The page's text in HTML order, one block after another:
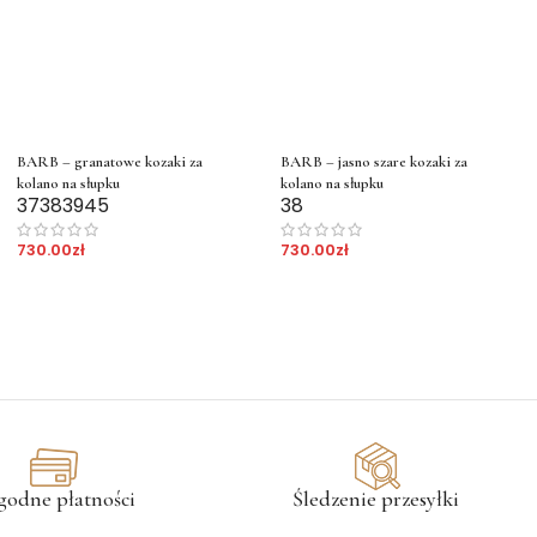
BARB – granatowe kozaki za
kolano na słupku
37383945
730.00zł
BARB – jasno szare kozaki za
kolano na słupku
38
730.00zł
płatności Śledzenie przesyłki